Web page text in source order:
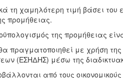
τη χαμηλότερη τιμή βάσει του
προμήθειας.
της προμήθειας
πραγματοποιηθεί με χρήση
(ΕΣΗΔΗΣ) μέσω της
από τους